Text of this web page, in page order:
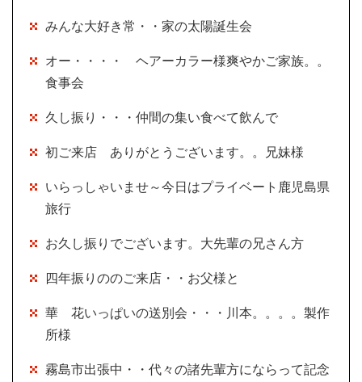
みんな大好き常・・家の太陽誕生会
オー・・・・ ヘアーカラー様爽やかご家族。。
食事会
久し振り・・・仲間の集い食べて飲んで
初ご来店 ありがとうございます。。兄妹様
いらっしゃいませ～今日はプライベート鹿児島県
旅行
お久し振りでございます。大先輩の兄さん方
四年振りののご来店・・お父様と
華 花いっぱいの送別会・・・川本。。。。製作
所様
霧島市出張中・・代々の諸先輩方にならって記念